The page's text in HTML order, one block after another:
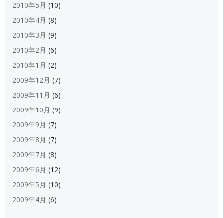
2010年5月 (10)
2010年4月 (8)
2010年3月 (9)
2010年2月 (6)
2010年1月 (2)
2009年12月 (7)
2009年11月 (6)
2009年10月 (9)
2009年9月 (7)
2009年8月 (7)
2009年7月 (8)
2009年6月 (12)
2009年5月 (10)
2009年4月 (6)